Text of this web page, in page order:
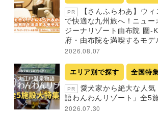
PR
【さんふらわあ】ウ
で快適な九州旅へ！ニュー
ジーナリゾート由布院 圍-
府・由布院を満喫するモデ
2026.08.07
エリア別で探す 全国特
PR
愛犬家から絶大な人気
語わんわんリゾート」全5
2026.07.30